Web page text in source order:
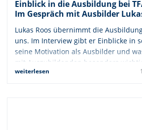
Einblick in die Ausbildung bei
Im Gespräch mit Ausbilder
Lukas Roos übernimmt die
uns. Im Interview gibt er Einblicke in
seine Motivation als Ausbilder und
mit Auszubildenden besonders
weiterlesen